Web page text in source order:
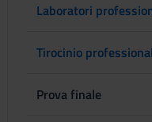
Laboratori
Tirocinio
Prova finale